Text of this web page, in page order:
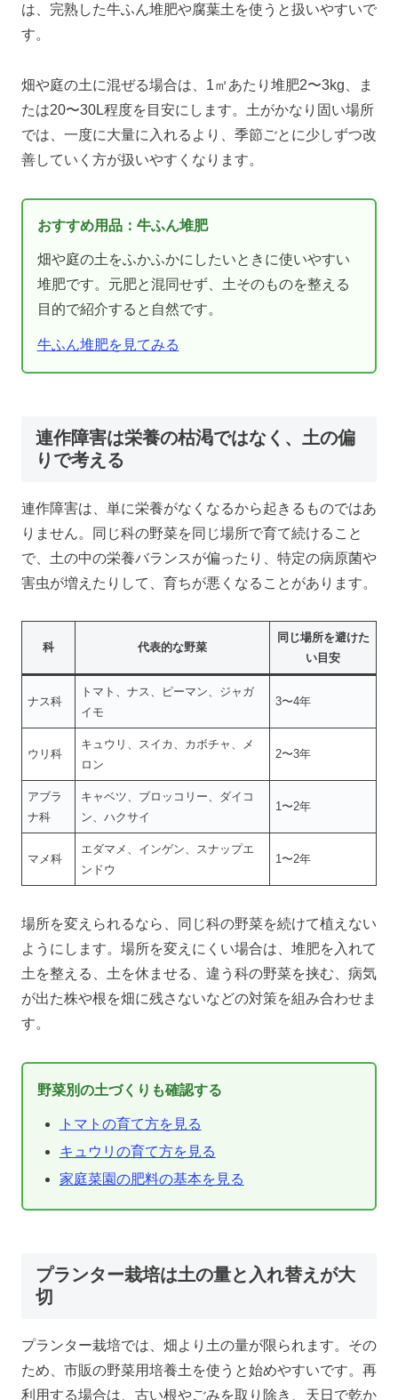
は、完熟した牛ふん堆肥や腐葉土を使うと扱いやすいで
す。
畑や庭の土に混ぜる場合は、1㎡あたり堆肥2〜3kg、ま
たは20〜30L程度を目安にします。土がかなり固い場所
では、一度に大量に入れるより、季節ごとに少しずつ改
善していく方が扱いやすくなります。
おすすめ用品：牛ふん堆肥
畑や庭の土をふかふかにしたいときに使いやすい
堆肥です。元肥と混同せず、土そのものを整える
目的で紹介すると自然です。
牛ふん堆肥を見てみる
連作障害は栄養の枯渇ではなく、土の偏
りで考える
連作障害は、単に栄養がなくなるから起きるものではあ
りません。同じ科の野菜を同じ場所で育て続けること
で、土の中の栄養バランスが偏ったり、特定の病原菌や
害虫が増えたりして、育ちが悪くなることがあります。
科 代表的な野菜
同じ場所を避けた
い目安
ナス科
トマト、ナス、ピーマン、ジャガ
イモ
3〜4年
ウリ科
キュウリ、スイカ、カボチャ、メ
ロン
2〜3年
アブラ
ナ科
キャベツ、ブロッコリー、ダイコ
ン、ハクサイ
1〜2年
マメ科
エダマメ、インゲン、スナップエ
ンドウ
1〜2年
場所を変えられるなら、同じ科の野菜を続けて植えない
ようにします。場所を変えにくい場合は、堆肥を入れて
土を整える、土を休ませる、違う科の野菜を挟む、病気
が出た株や根を畑に残さないなどの対策を組み合わせま
す。
野菜別の土づくりも確認する
トマトの育て方を見る
キュウリの育て方を見る
家庭菜園の肥料の基本を見る
プランター栽培は土の量と入れ替えが大
切
プランター栽培では、畑より土の量が限られます。その
ため、市販の野菜用培養土を使うと始めやすいです。再
利用する場合は、古い根やごみを取り除き、天日で乾か